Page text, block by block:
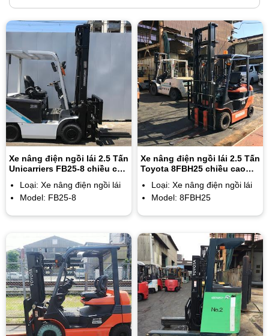
Xe nâng điện ngồi lái 2.5 Tấn
Unicarriers FB25-8 chiều cao
Loại: Xe nâng điện ngồi lái
Model: FB25-8
Xe nâng điện ngồi lái 2.5 Tấn
Toyota 8FBH25 chiều cao
Loại: Xe nâng điện ngồi lái
Model: 8FBH25